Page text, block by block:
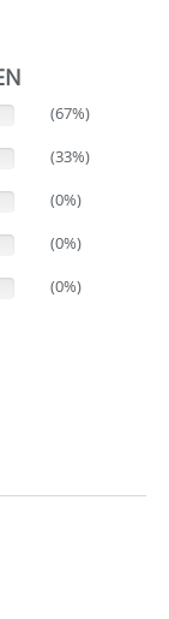
(67%)
(33%)
(0%)
(0%)
(0%)